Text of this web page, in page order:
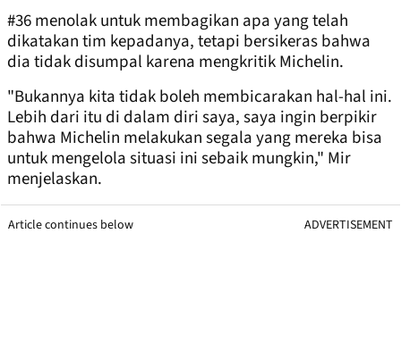
#36 menolak untuk membagikan apa yang telah
dikatakan tim kepadanya, tetapi bersikeras bahwa
dia tidak disumpal karena mengkritik Michelin.
"Bukannya kita tidak boleh membicarakan hal-hal ini.
Lebih dari itu di dalam diri saya, saya ingin berpikir
bahwa Michelin melakukan segala yang mereka bisa
untuk mengelola situasi ini sebaik mungkin," Mir
menjelaskan.
Article continues below ADVERTISEMENT